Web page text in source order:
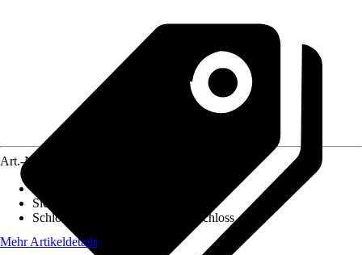
Art.-Nr.
Sicherheitsstufe
Schlosstyp
Zahlenkombinationsschloss
Mehr Artikeldetails